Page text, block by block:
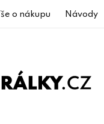
o nákupu Návody